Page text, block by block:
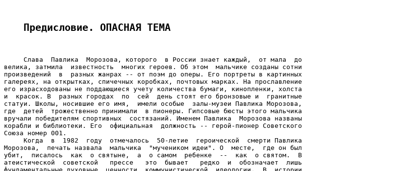
Предисловие. ОПАСНАЯ ТЕМА
     Слава  Павлика  Морозова, которого  в России знает каждый,  от мала  до
велика, затмила  известность  многих героев. Об этом  мальчике созданы сотни
произведений  в  разных жанрах -- от поэм до оперы. Его портреты в картинных
галереях, на открытках, спичечных коробках, почтовых марках. На прославление
его израсходованы не поддающиеся учету количества бумаги, кинопленки, холста
и  красок. В  разных городах  по  сей  день стоят его бронзовые и  гранитные
статуи. Школы, носившие его имя,  имели особые  залы-музеи Павлика Морозова,
где  детей  трожественно принимали  в пионеры. Гипсовые бюсты этого мальчика
вручали победителям спортивных  состязаний. Именем Павлика  Морозова названы
корабли и библиотеки. Его  официальная  должность -- герой-пионер Советского
Союза номер 001.
     Когда  в  1982  году  отмечалось  50-летие  героической  смерти Павлика
Морозова,  печать назвала  мальчика  "мучеником идеи". О  месте,  где он был
убит,  писалось  как  о святыне,  а  о самом  ребенке  --  как  о святом.  В
атеистической  советской   прессе   это  бывает   редко  и  обозначает  лишь